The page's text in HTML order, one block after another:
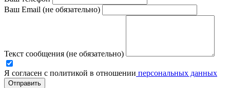
Ваш Email (не обязательно)
Текст сообщения (не обязательно)
Я согласен с политикой в отношении персональных данных
Отправить